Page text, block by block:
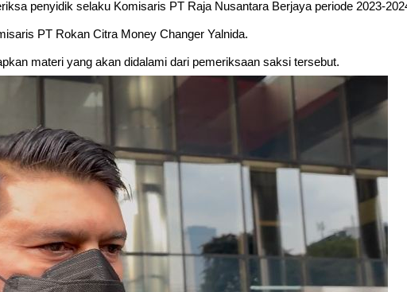
penyidik selaku Komisaris PT Raja Nusantara Berjaya periode 2023-
PT Rokan Citra Money Changer Yalnida.
materi yang akan didalami dari pemeriksaan saksi tersebut.